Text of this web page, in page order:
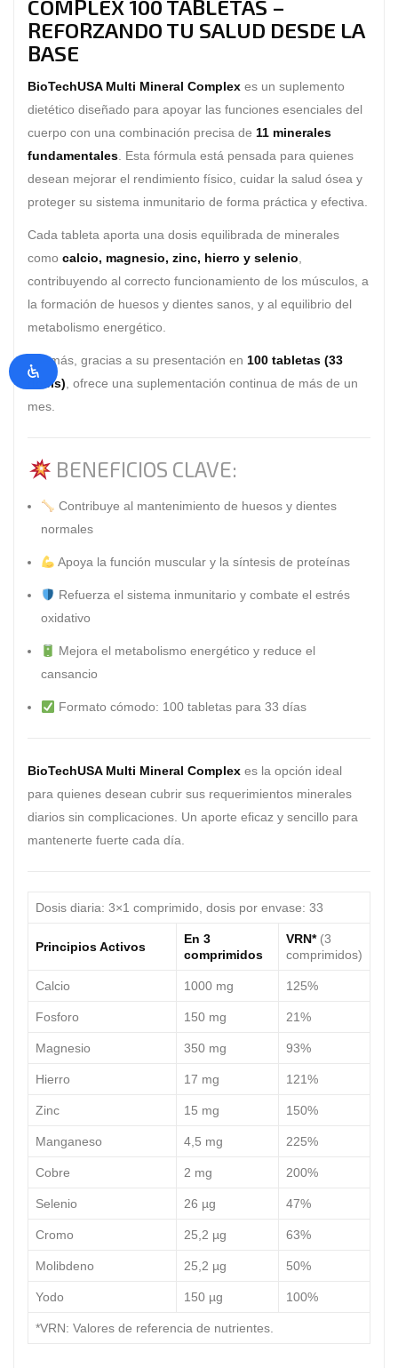
COMPLEX 100 TABLETAS –
REFORZANDO TU SALUD DESDE LA
BASE
BioTechUSA Multi Mineral Complex es un suplemento
dietético diseñado para apoyar las funciones esenciales del
cuerpo con una combinación precisa de 11 minerales
fundamentales . Esta fórmula está pensada para quienes
desean mejorar el rendimiento físico, cuidar la salud ósea y
proteger su sistema inmunitario de forma práctica y efectiva.
Cada tableta aporta una dosis equilibrada de minerales
como calcio, magnesio, zinc, hierro y selenio
contribuyendo al correcto funcionamiento de los músculos, a
la formación de huesos y dientes sanos, y al equilibrio del
metabolismo energético.
Además, gracias a su presentación en 100 tabletas (33
dosis) , ofrece una suplementación continua de más de un
mes.
BENEFICIOS CLAVE:
Contribuye al mantenimiento de huesos y dientes
normales
Apoya la función muscular y la síntesis de proteínas
Refuerza el sistema inmunitario y combate el estrés
oxidativo
Mejora el metabolismo energético y reduce el
cansancio
Formato cómodo: 100 tabletas para 33 días
BioTechUSA Multi Mineral Complex es la opción ideal
para quienes desean cubrir sus requerimientos minerales
diarios sin complicaciones. Un aporte eficaz y sencillo para
mantenerte fuerte cada día.
Dosis diaria: 3×1 comprimido, dosis por envase: 33
Principios Activos
En 3
comprimidos
VRN*(3
comprimidos)
Calcio 1000 mg 125%
Fosforo 150 mg 21%
Magnesio 350 mg 93%
Hierro 17 mg 121%
Zinc 15 mg 150%
Manganeso 4,5 mg 225%
Cobre 2 mg 200%
Selenio 26 µg 47%
Cromo 25,2 µg 63%
Molibdeno 25,2 µg 50%
Yodo 150 µg 100%
*VRN: Valores de referencia de nutrientes.